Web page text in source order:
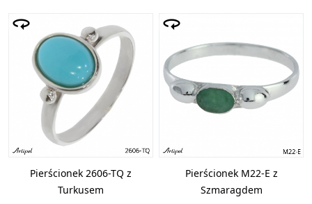
Pierścionek 2606-TQ z
Turkusem
Pierścionek M22-E z
Szmaragdem